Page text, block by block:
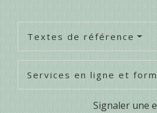
Textes de référence
Services en ligne et
Signaler une